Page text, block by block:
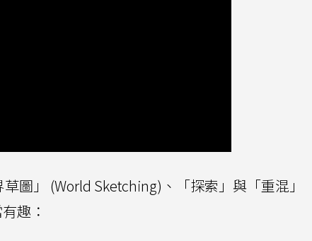
圖」 (World Sketching)、「探索」與「重混」
趣：